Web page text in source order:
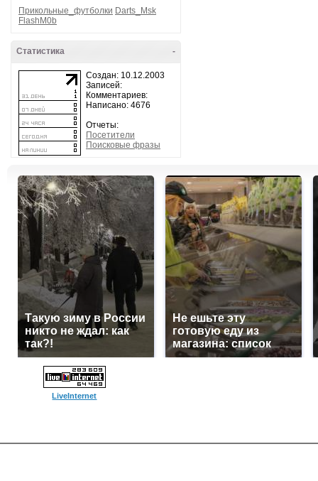
Прикольные_футболки Darts_Msk
FlashM0b
-
Статистика
Создан: 10.12.2003
Записей:
Комментариев:
Написано: 4676
Отчеты:
Посетители
Поисковые фразы
Такую зиму в России
никто не ждал: как
так?!
Не ешьте эту
готовую еду из
магазина: список
LiveInternet